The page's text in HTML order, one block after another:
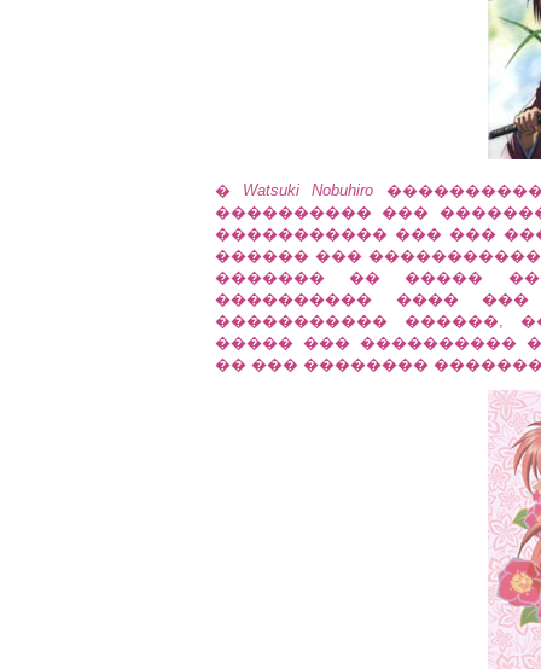
� Watsuki Nobuhiro
���������� ���
����������� ��� ���
������ ���
������� �� �����
���������� ����
����������� ������,
����� ��� ����������
�� ��� ��������